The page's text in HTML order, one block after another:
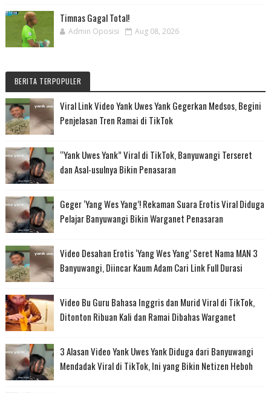
Timnas Gagal Total!
Admin Oposisi Aug 08, 2026
BERITA TERPOPULER
Viral Link Video Yank Uwes Yank Gegerkan Medsos, Begini
Penjelasan Tren Ramai di TikTok
“Yank Uwes Yank” Viral di TikTok, Banyuwangi Terseret
dan Asal-usulnya Bikin Penasaran
Geger ‘Yang Wes Yang’! Rekaman Suara Erotis Viral Diduga
Pelajar Banyuwangi Bikin Warganet Penasaran
Video Desahan Erotis ‘Yang Wes Yang’ Seret Nama MAN 3
Banyuwangi, Diincar Kaum Adam Cari Link Full Durasi
Video Bu Guru Bahasa Inggris dan Murid Viral di TikTok,
Ditonton Ribuan Kali dan Ramai Dibahas Warganet
3 Alasan Video Yank Uwes Yank Diduga dari Banyuwangi
Mendadak Viral di TikTok, Ini yang Bikin Netizen Heboh